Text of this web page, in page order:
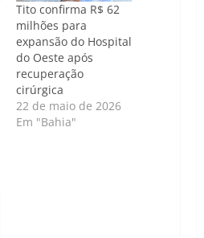
Tito confirma R$ 62
milhões para
expansão do Hospital
do Oeste após
recuperação
cirúrgica
22 de maio de 2026
Em "Bahia"